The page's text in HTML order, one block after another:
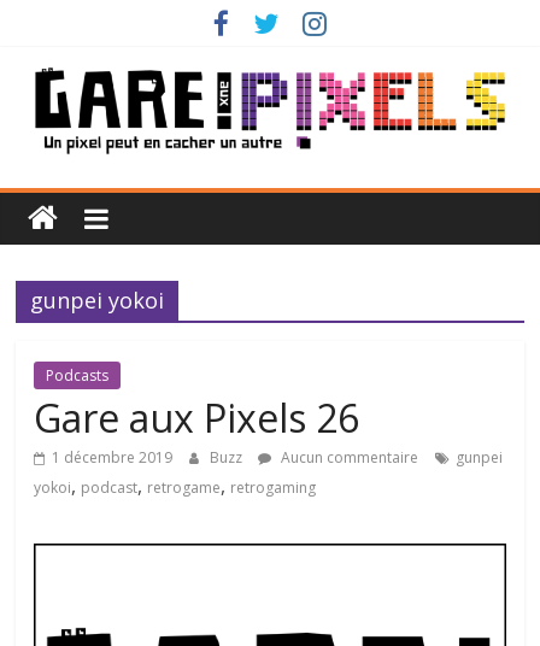
contenu
Gare
aux
Pixels
pixel
peut
en
cacher
autre
gunpei yokoi
Podcasts
Gare aux Pixels 26
1 décembre 2019 Buzz Aucun commentaire
gunpei
yokoi, podcast, retrogame, retrogaming